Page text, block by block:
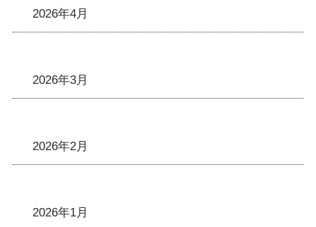
2026年4月
2026年3月
2026年2月
2026年1月